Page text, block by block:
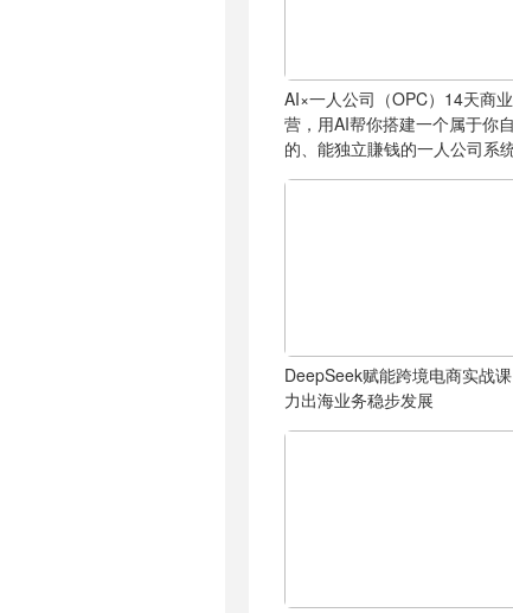
AI×一人公司（OPC）14天商
营，用AI帮你搭建一个属于你
的、能独立賺钱的一人公司系
DeepSeek赋能跨境电商实战
力出海业务稳步发展